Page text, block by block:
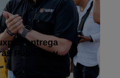
entrega
Públicas y